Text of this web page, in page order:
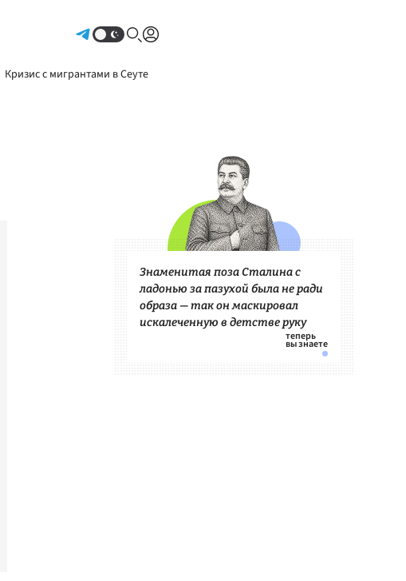
Кризис с мигрантами в Сеуте
Знаменитая поза Сталина с
ладонью за пазухой была не ради
образа — так он маскировал
искалеченную в детстве руку